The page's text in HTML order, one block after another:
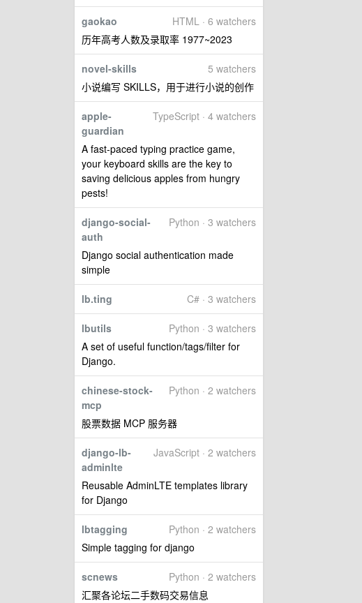
HTML · 6 watchers
gaokao
历年高考人数及录取率 1977~2023
5 watchers
novel-skills
小说编写 SKILLS，用于进行小说的创作
TypeScript · 4 watchers
apple-
guardian
A fast-paced typing practice game,
your keyboard skills are the key to
saving delicious apples from hungry
pests!
Python · 3 watchers
django-social-
auth
Django social authentication made
simple
C# · 3 watchers
lb.ting
Python · 3 watchers
lbutils
A set of useful function/tags/filter for
Django.
Python · 2 watchers
chinese-stock-
mcp
股票数据 MCP 服务器
JavaScript · 2 watchers
django-lb-
adminlte
Reusable AdminLTE templates library
for Django
Python · 2 watchers
lbtagging
Simple tagging for django
Python · 2 watchers
scnews
汇聚各论坛二手数码交易信息